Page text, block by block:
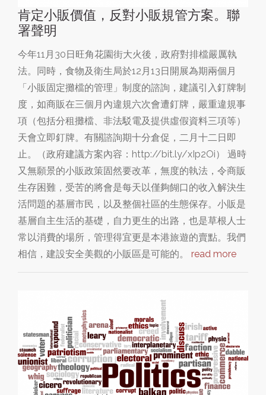
肯定小販價值，反對小販規管方案。聯
署聲明
今年11月30日旺角花園街大火後，政府對排檔嚴厲執
法。同時，食物及衛生局於12月13日開展為期兩個月
「小販固定攤檔的管理」制度的諮詢，建議引入釘牌制
度，如商販在三個月內違規六次會遭釘牌，嚴重違規事
項（包括分租攤檔、非法駁電及提供虛假資料三項等）
天會立即釘牌。有關諮詢期十分倉促，二月十二日即
止。（政府建議方案內容：http://bit.ly/xIp2Oi） 過時
又無願景的小販政策固然要改革，無度的執法，令商販
生存困難，受苦的將會是每天以僅夠餬口的收入解決生
活問題的基層市民，以及整個社區的生態保存。小販是
基層自主生活的基礎，自力更生的出路，也是草根人士
常以消費的場所，管理得宜更是本港旅遊的賣點。我們
相信，建設安全美觀的小販區是可能的。 read more